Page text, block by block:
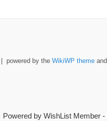
| powered by the WikiWP theme and
Powered by WishList Member -